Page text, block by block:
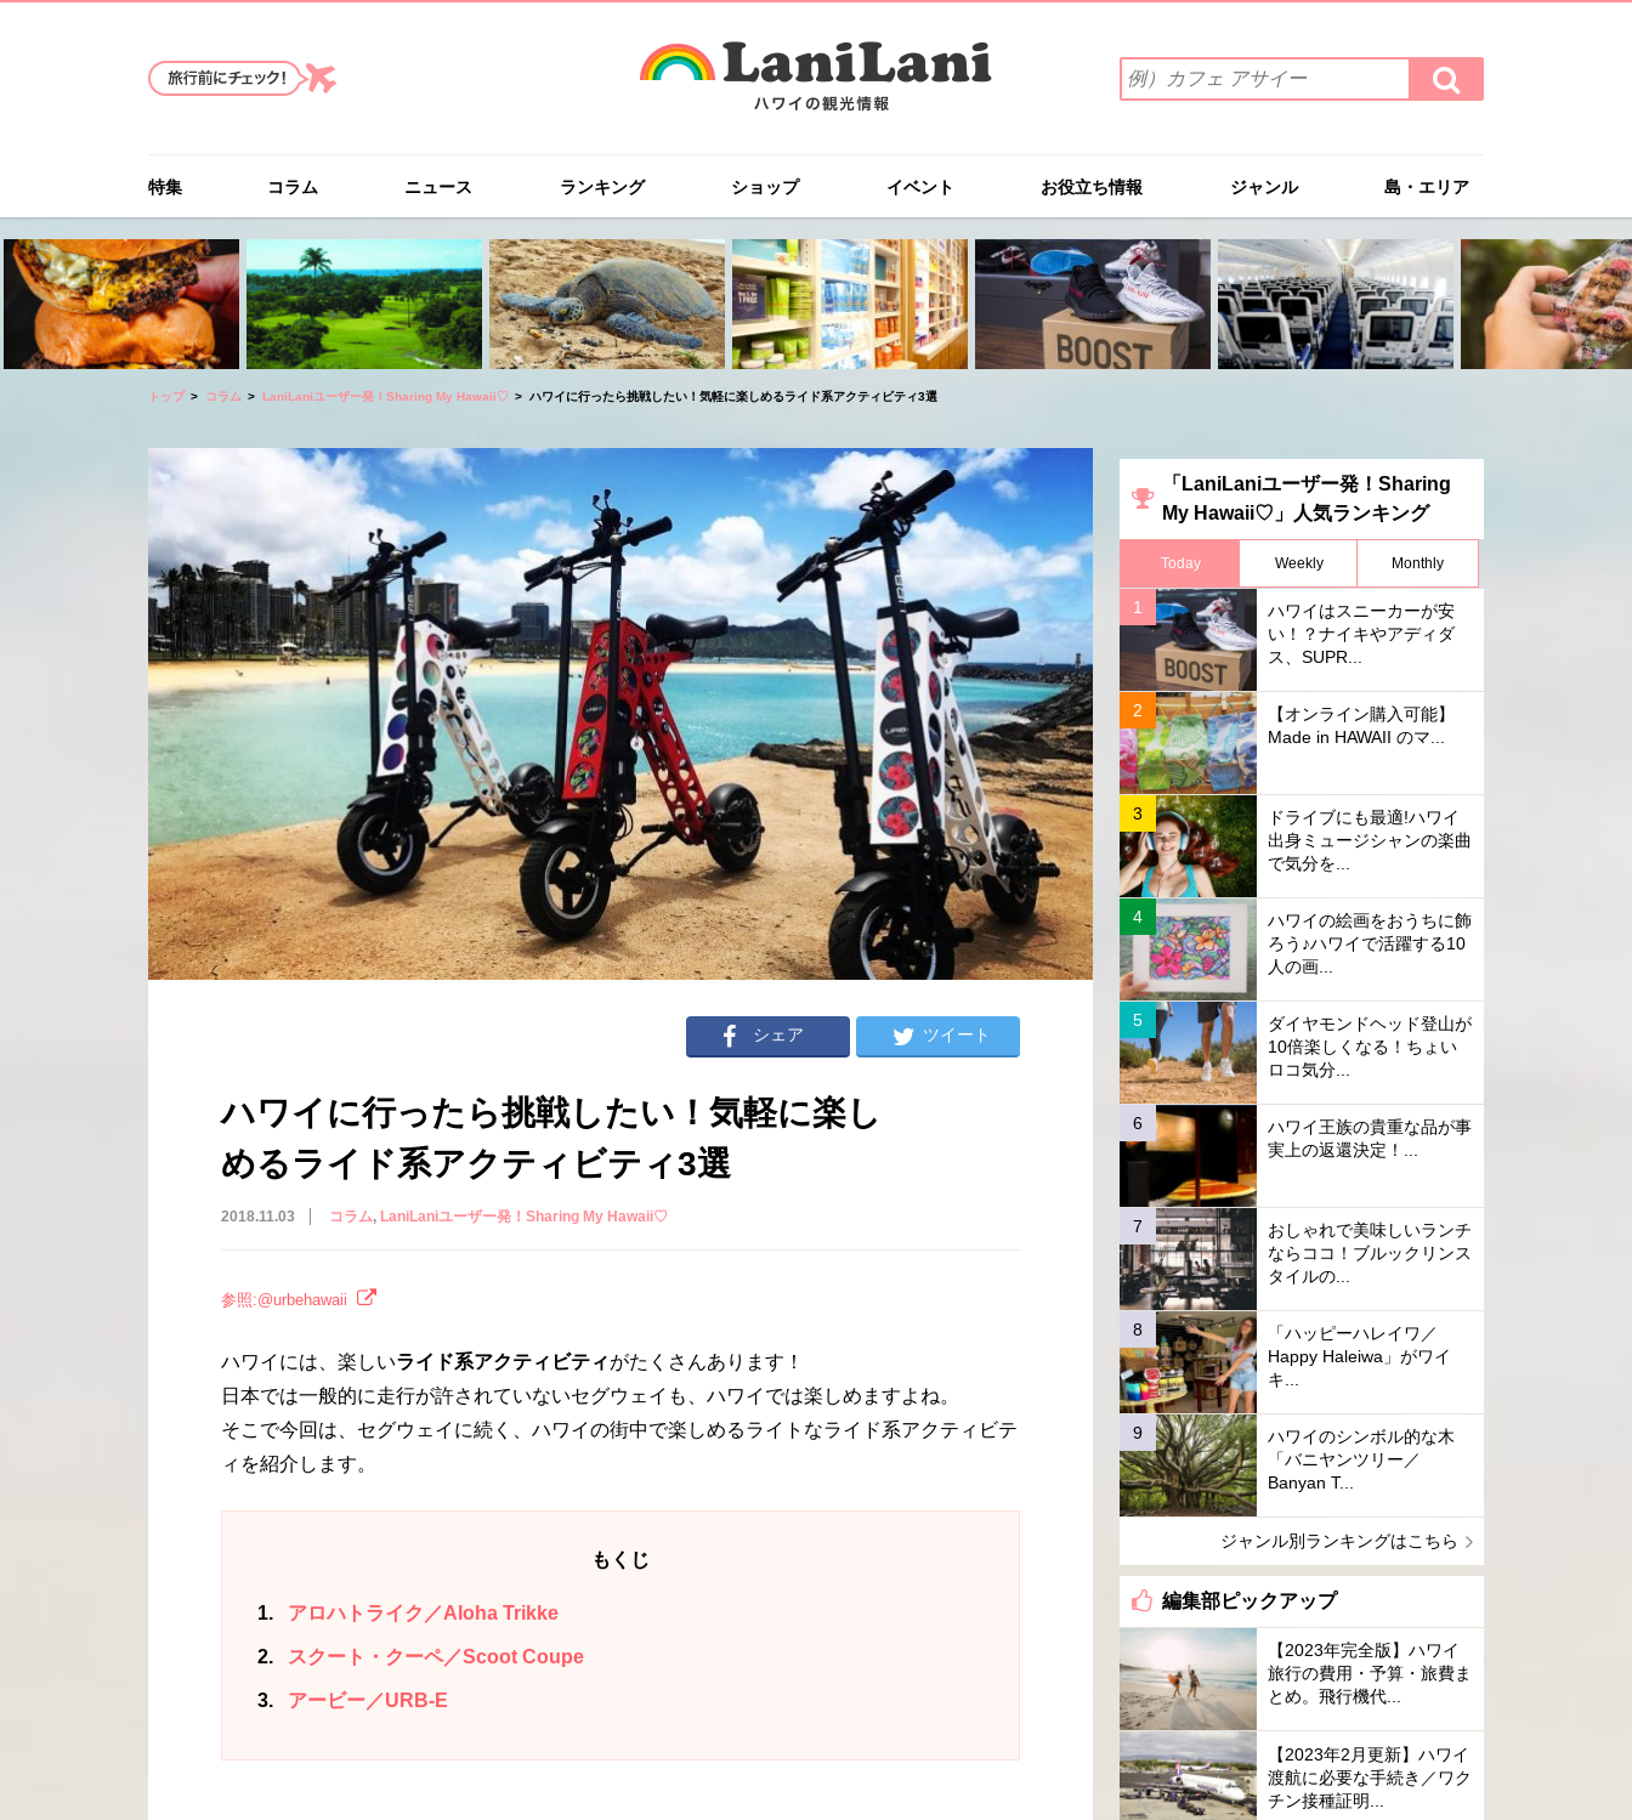
索
ワ
を
入
力
(例）
カ
フ
ェ
イ
ー
検
索
す
特集 コラム ニュース ランキング ショップ イベント お役立ち情報 ジャンル 島・エリア
トップ コラム LaniLaniユーザー発！Sharing My Hawaii♡ ハワイに行ったら挑戦したい！気軽に楽しめるライド系アクティビティ3選
シェア ツイート
ハワイに行ったら挑戦したい！気軽に楽し
めるライド系アクティビティ3選
2018.11.03 コラム LaniLaniユーザー発！Sharing My Hawaii♡
参照:@urbehawaii
ハワイには、楽しいライド系アクティビティがたくさんあります！
日本では一般的に走行が許されていないセグウェイも、ハワイでは楽しめますよね。
そこで今回は、セグウェイに続く、ハワイの街中で楽しめるライトなライド系アクティビテ
ィを紹介します。
もくじ
1 アロハトライク／Aloha Trikke
2 スクート・クーペ／Scoot Coupe
3 アービー／URB-E
「LaniLaniユーザー発！Sharing
My Hawaii♡」人気ランキング
Today Weekly Monthly
ハワイはスニーカーが安
い！？ナイキやアディダ
ス、SUPR...
【オンライン購入可能】
Made in HAWAII のマ...
ドライブにも最適!ハワイ
出身ミュージシャンの楽曲
で気分を...
ハワイの絵画をおうちに飾
ろう♪ハワイで活躍する10
人の画...
ダイヤモンドヘッド登山が
10倍楽しくなる！ちょい
ロコ気分...
ハワイ王族の貴重な品が事
実上の返還決定！...
おしゃれで美味しいランチ
ならココ！ブルックリンス
タイルの...
「ハッピーハレイワ／
Happy Haleiwa」がワイ
キ...
ハワイのシンボル的な木
「バニヤンツリー／
Banyan T...
ジャンル別ランキングはこちら
編集部ピックアップ
【2023年完全版】ハワイ
旅行の費用・予算・旅費ま
とめ。飛行機代...
【2023年2月更新】ハワイ
渡航に必要な手続き／ワク
チン接種証明...